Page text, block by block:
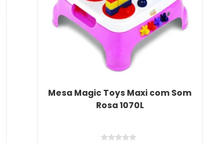
Mesa Magic Toys Maxi com Som
Rosa 1070L